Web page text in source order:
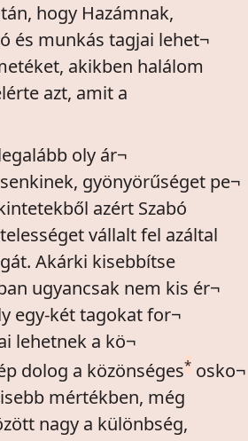
hogy Hazámnak,
és munkás tagjai lehet¬
akikben halálom
azt, amit a
oly ár¬
gyönyörűséget pe¬
azért Szabó
vállalt fel azáltal
Akárki kisebbítse
ugyancsak nem kis ér¬
egy-két tagokat for¬
lehetnek a kö¬
dolog a közönséges* osko¬
mértékben, még
nagy a különbség,